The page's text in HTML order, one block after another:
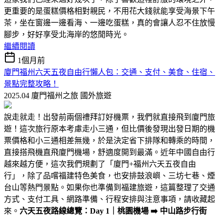
更重要的是蛋糕價格相對親民，不用花大錢就能享受海景下午
茶，坐在窗邊一邊看海、一邊吃蛋糕，真的會讓人忍不住放慢
腳步，好好享受北海岸的悠閒時光。
繼續閱讀
1個月前
廈門福州六天五夜自由行懶人包：交通、支付、美食、住宿、
景點完整攻略！
2025.04 廈門福州之旅 國外旅遊
說走就走！出發前兩個禮拜訂好機票，我們就直接飛到廈門旅
遊！這次旅行原本考慮走小三通，但比價後發現出發日期的機
票價格和小三通相差無幾，於是決定省下排隊和轉乘的時間，
直接搭飛機直飛廈門機場，舒適度開到最滿。近年中國自由行
越來越方便，這次我們規劃了「廈門+福州六天五夜自由
行」，除了品嚐福建特色美食，也安排鼓浪嶼、三坊七巷、煙
台山等熱門景點。如果你也準備到福建旅遊，這篇整理了交通
方式、支付工具、網路準備、行程安排與注意事項，請收藏起
來。 六天五夜路線總覽： Day 1｜桃園機場 ➡️ 中山路步行街